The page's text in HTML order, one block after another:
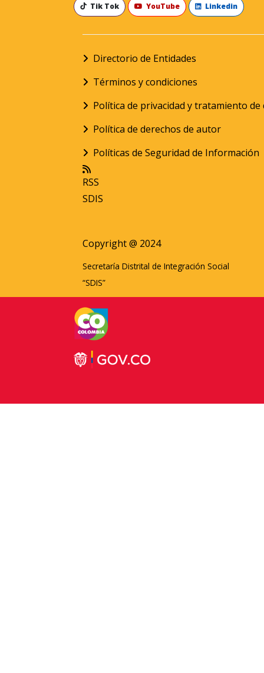
Tik Tok YouTube Linkedin
Directorio de Entidades
Términos y condiciones
Política de privacidad y tratamiento
Política de derechos de autor
Políticas de Seguridad de Información
RSS
SDIS
Copyright @ 2024
Secretaría Distrital de Integración Social
“SDIS”